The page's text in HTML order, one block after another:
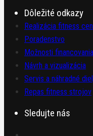
Dôležité odkazy
Realizácia fitness
Poradenstvo
Možnosti financovania
Návrh a vizualizácia
Servis a náhradné
Repas fitness strojov
Sledujte nás